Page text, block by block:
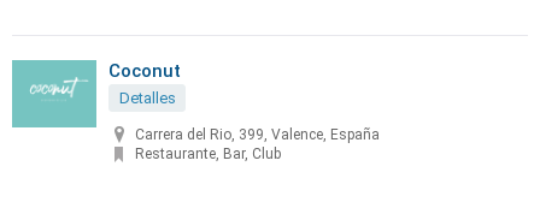
Coconut
Detalles
Carrera del Rio, 399, Valence, España
Restaurante, Bar, Club